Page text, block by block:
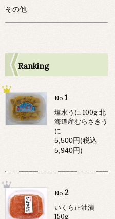
その他
Ranking
No.1
塩水うに 100g 北
海道産むらさきう
に
5,500円(税込
5,940円)
No.2
いくら正油漬
150g